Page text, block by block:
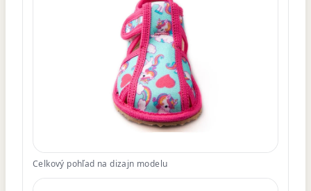
Celkový pohľad na dizajn modelu